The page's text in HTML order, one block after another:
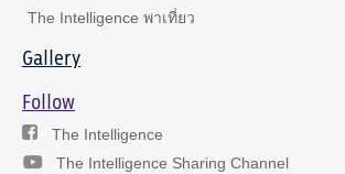
The Intelligence พาเที่ยว
Gallery
Follow
The Intelligence
The Intelligence Sharing Channel